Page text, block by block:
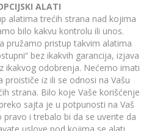
ALATI
alatima trećih strana nad kojima
bilo kakvu kontrolu ili unos.
pružamo pristup takvim alatima
bez ikakvih garancija, izjava
ikakvog odobrenja. Nećemo imati
iz ili se odnosi na Vašu
strana. Bilo koje Vaše korišćenje
sajta je u potpunosti na Vaš
pravo i trebalo bi da se uverite da